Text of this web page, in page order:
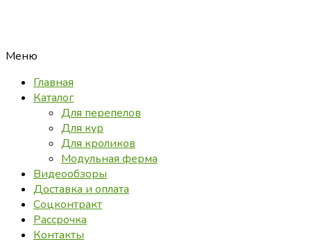
Меню
Главная
Каталог
Для перепелов
Для кур
Для кроликов
Модульная ферма
Видеообзоры
Доставка и оплата
Соцконтракт
Рассрочка
Контакты